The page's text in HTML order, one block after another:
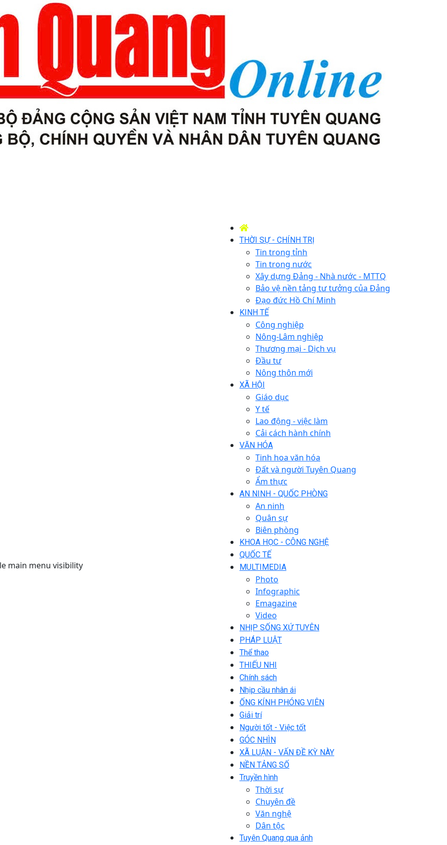
main menu visibility
THỜI SỰ - CHÍNH TRỊ
Tin trong tỉnh
Tin trong nước
Xây dựng Đảng - Nhà nước - MTTQ
Bảo vệ nền tảng tư tưởng của Đảng
Đạo đức Hồ Chí Minh
KINH TẾ
Công nghiệp
Nông-Lâm nghiệp
Thương mại - Dịch vụ
Đầu tư
Nông thôn mới
XÃ HỘI
Giáo dục
Y tế
Lao động - việc làm
Cải cách hành chính
VĂN HÓA
Tinh hoa văn hóa
Đất và người Tuyên Quang
Ẩm thực
AN NINH - QUỐC PHÒNG
An ninh
Quân sự
Biên phòng
KHOA HỌC - CÔNG NGHỆ
QUỐC TẾ
MULTIMEDIA
Photo
Infographic
Emagazine
Video
NHỊP SỐNG XỨ TUYÊN
PHÁP LUẬT
Thể thao
THIẾU NHI
Chính sách
Nhịp cầu nhân ái
ỐNG KÍNH PHÓNG VIÊN
Giải trí
Người tốt - Việc tốt
GÓC NHÌN
XÃ LUẬN - VẤN ĐỀ KỲ NÀY
NỀN TẢNG SỐ
Truyền hình
Thời sự
Chuyên đề
Văn nghệ
Dân tộc
Tuyên Quang qua ảnh